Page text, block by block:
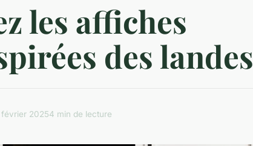
les affiches
des landes
février 20254 min de lecture